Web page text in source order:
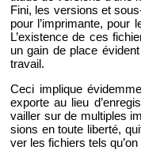
Fini, les ver­sions et
pour l’im­pri­mante, pour
L’exis­tence de ces
un gain de place
tra­vail.
Ceci im­plique
ex­porte au lieu
vailler sur de mul­tiples
sions en toute li­berté,
ver les fi­chiers tels